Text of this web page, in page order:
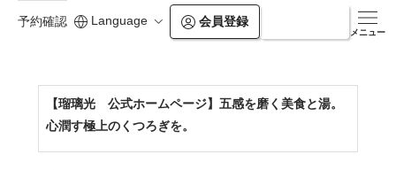
予約確認 Language 会員登録
メニュー
https://rurikoh.jp/
【瑠璃光 公式ホームページ】五感を磨く美食と湯。
心潤す極上のくつろぎを。